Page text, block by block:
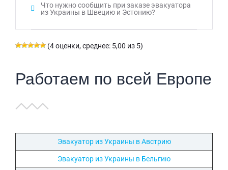
Что нужно сообщить при заказе эвакуатора
из Украины в Швецию и Эстонию?
(4 оценки, среднее: 5,00 из 5)
Работаем по всей Европе
Эвакуатор из Украины в Австрию
Эвакуатор из Украины в Бельгию